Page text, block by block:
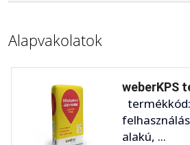
Alapvakolatok
weberKPS
alakú, ...